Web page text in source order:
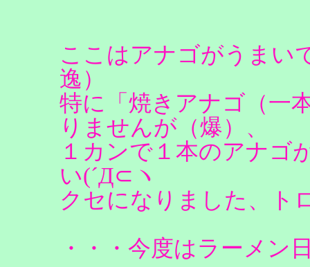
ここはアナゴがうまい
逸）
特に「焼きアナゴ（一
りませんが（爆）、
１カンで１本のアナゴ
い(´Д⊂ヽ
クセになりました、ト
・・・今度はラーメン